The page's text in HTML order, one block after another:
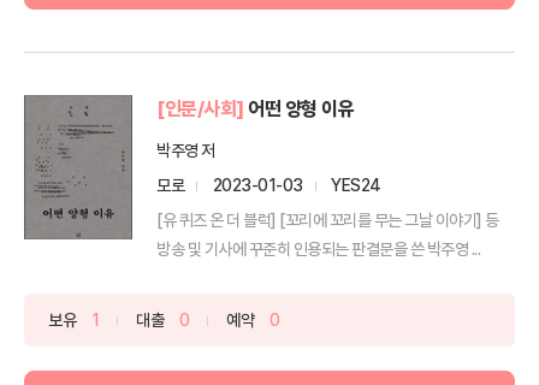
[인문/사회] 어떤 양형 이유
박주영 저
모로
2023-01-03
YES24
[유 퀴즈 온 더 블럭] [꼬리에 꼬리를 무는 그날 이야기] 등
방송 및 기사에 꾸준히 인용되는 판결문을 쓴 박주영 ...
보유 1 대출 0 예약 0